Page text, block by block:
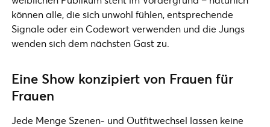
können alle, die sich unwohl fühlen, entsprechende
Signale oder ein Codewort verwenden und die Jungs
wenden sich dem nächsten Gast zu.
Eine Show konzipiert von Frauen für
Frauen
Jede Menge Szenen- und Outfitwechsel lassen keine